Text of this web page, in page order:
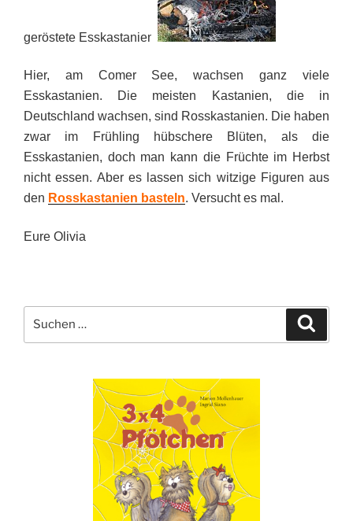
geröstete Esskastanien.
Hier, am Comer See, wachsen ganz viele
Esskastanien. Die meisten Kastanien, die in
Deutschland wachsen, sind Rosskastanien. Die haben
zwar im Frühling hübschere Blüten, als die
Esskastanien, doch man kann die Früchte im Herbst
nicht essen. Aber es lassen sich witzige Figuren aus
den Rosskastanien basteln. Versucht es mal.
Eure Olivia
nach: